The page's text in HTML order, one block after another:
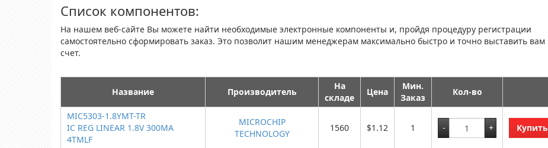
Список компонентов:
На нашем веб-сайте Вы можете найти необходимые электронные компоненты и, пройдя процедуру регистрации
самостоятельно сформировать заказ. Это позволит нашим менеджерам максимально быстро и точно выставить вам
счет.
Название Производитель
На
складе
Цена
Мин.
Заказ
Кол-во
MIC5303-1.8YMT-TR
IC REG LINEAR 1.8V 300MA
4TMLF
MICROCHIP
TECHNOLOGY
1560 $1.12 1 Купить